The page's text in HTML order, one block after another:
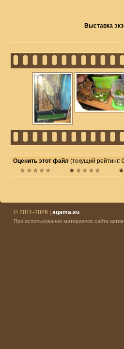
Выставка
Оценить этот файл (текущий рейтинг:
© 2011-2026 | agama.su
При использовании материалов сайта